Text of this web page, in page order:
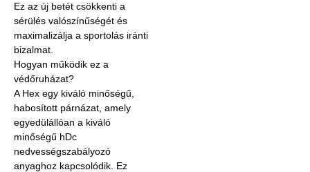
Ez az új betét csökkenti a
sérülés valószínűségét és
maximalizálja a sportolás iránti
bizalmat.
Hogyan működik ez a
védőruházat?
A Hex egy kiváló minőségű,
habosított párnázat, amely
egyedülállóan a kiváló
minőségű hDc
nedvességszabályozó
anyaghoz kapcsolódik. Ez